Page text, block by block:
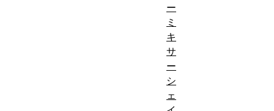
ー
ミ
キ
サ
ー
シ
ェ